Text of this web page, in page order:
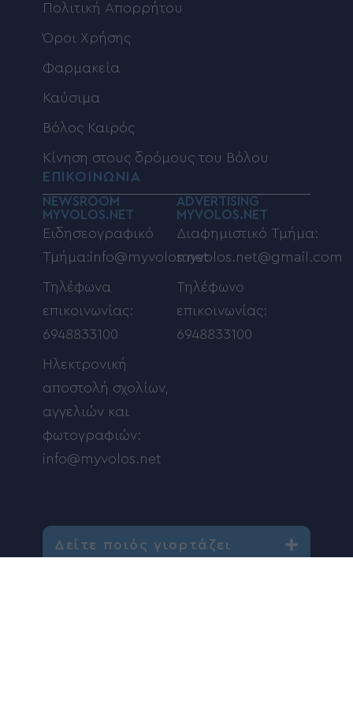
Πολιτική Απορρήτου
Όροι Χρήσης
Φαρμακεία
Καύσιμα
Βόλος Καιρός
Κίνηση στους δρόμους του Βόλου
ΕΠΙΚΟΙΝΩΝΙΑ
NEWSROOM
MYVOLOS.NET
Ειδησεογραφικό
Τμήμα:info@myvolos.net
Τηλέφωνα
επικοινωνίας:
6948833100
Ηλεκτρονική
αποστολή σχολίων,
αγγελιών και
φωτογραφιών:
info@myvolos.net
ADVERTISING
MYVOLOS.NET
Διαφημιστικό Τμήμα:
myvolos.net@gmail.com
Τηλέφωνο
επικοινωνίας:
6948833100
Δείτε ποιός γιορτάζει